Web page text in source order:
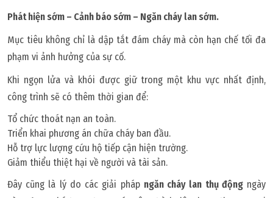
Phát hiện sớm – Cảnh báo sớm – Ngăn cháy lan sớm.
Mục tiêu không chỉ là dập tắt đám cháy mà còn hạn chế tối đa
phạm vi ảnh hưởng của sự cố.
Khi ngọn lửa và khói được giữ trong một khu vực nhất định,
công trình sẽ có thêm thời gian để:
Tổ chức thoát nạn an toàn.
Triển khai phương án chữa cháy ban đầu.
Hỗ trợ lực lượng cứu hộ tiếp cận hiện trường.
Giảm thiểu thiệt hại về người và tài sản.
Đây cũng là lý do các giải pháp ngăn cháy lan thụ độngngày